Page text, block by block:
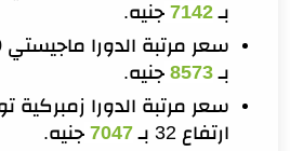
بـ7142 جنيه.
بـ8573 جنيه.
ارتفاع 32 بـ
7047 جنيه.